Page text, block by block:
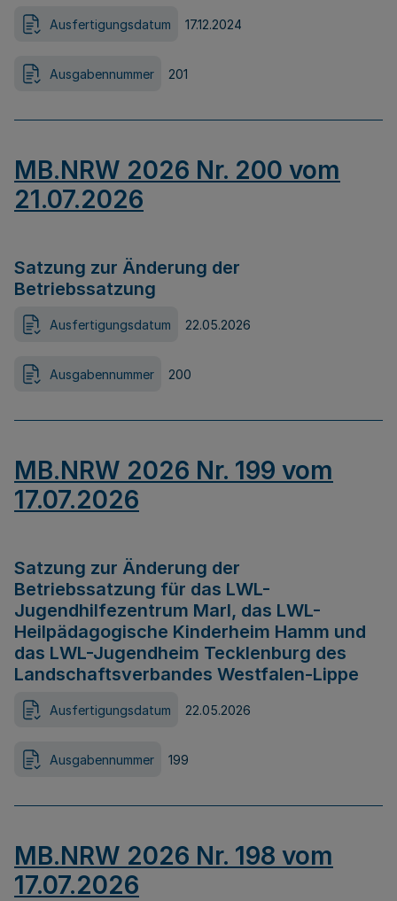
Ausfertigungsdatum 17.12.2024
Ausgabennummer 201
MB.NRW 2026 Nr. 200 vom
21.07.2026
Satzung zur Änderung der
Betriebssatzung
Ausfertigungsdatum 22.05.2026
Ausgabennummer 200
MB.NRW 2026 Nr. 199 vom
17.07.2026
Satzung zur Änderung der
Betriebssatzung für das LWL-
Jugendhilfezentrum Marl, das LWL-
Heilpädagogische Kinderheim Hamm und
das LWL-Jugendheim Tecklenburg des
Landschaftsverbandes Westfalen-Lippe
Ausfertigungsdatum 22.05.2026
Ausgabennummer 199
MB.NRW 2026 Nr. 198 vom
17.07.2026